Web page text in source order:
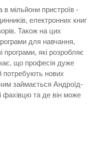
мільйони пристроїв -
електронних книг
Також на цих
для навчання,
програми, які розробляє
що професія дуже
потребують нових
займається Андроїд-
фахівцю та де він може